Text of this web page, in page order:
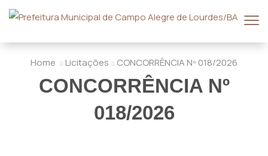
Home Licitações CONCORRÊNCIA Nº 018/2026
CONCORRÊNCIA Nº
018/2026